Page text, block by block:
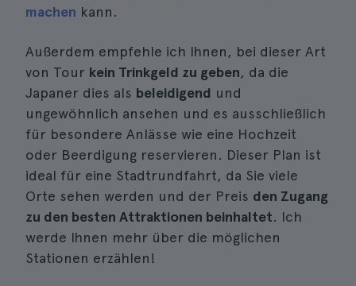
machen kann.
Außerdem empfehle ich Ihnen, bei dieser Art
von Tour kein Trinkgeld zu geben, da die
Japaner dies als beleidigend und
ungewöhnlich ansehen und es ausschließlich
für besondere Anlässe wie eine Hochzeit
oder Beerdigung reservieren. Dieser Plan ist
ideal für eine Stadtrundfahrt, da Sie viele
Orte sehen werden und der Preis den Zugang
zu den besten Attraktionen beinhaltet. Ich
werde Ihnen mehr über die möglichen
Stationen erzählen!